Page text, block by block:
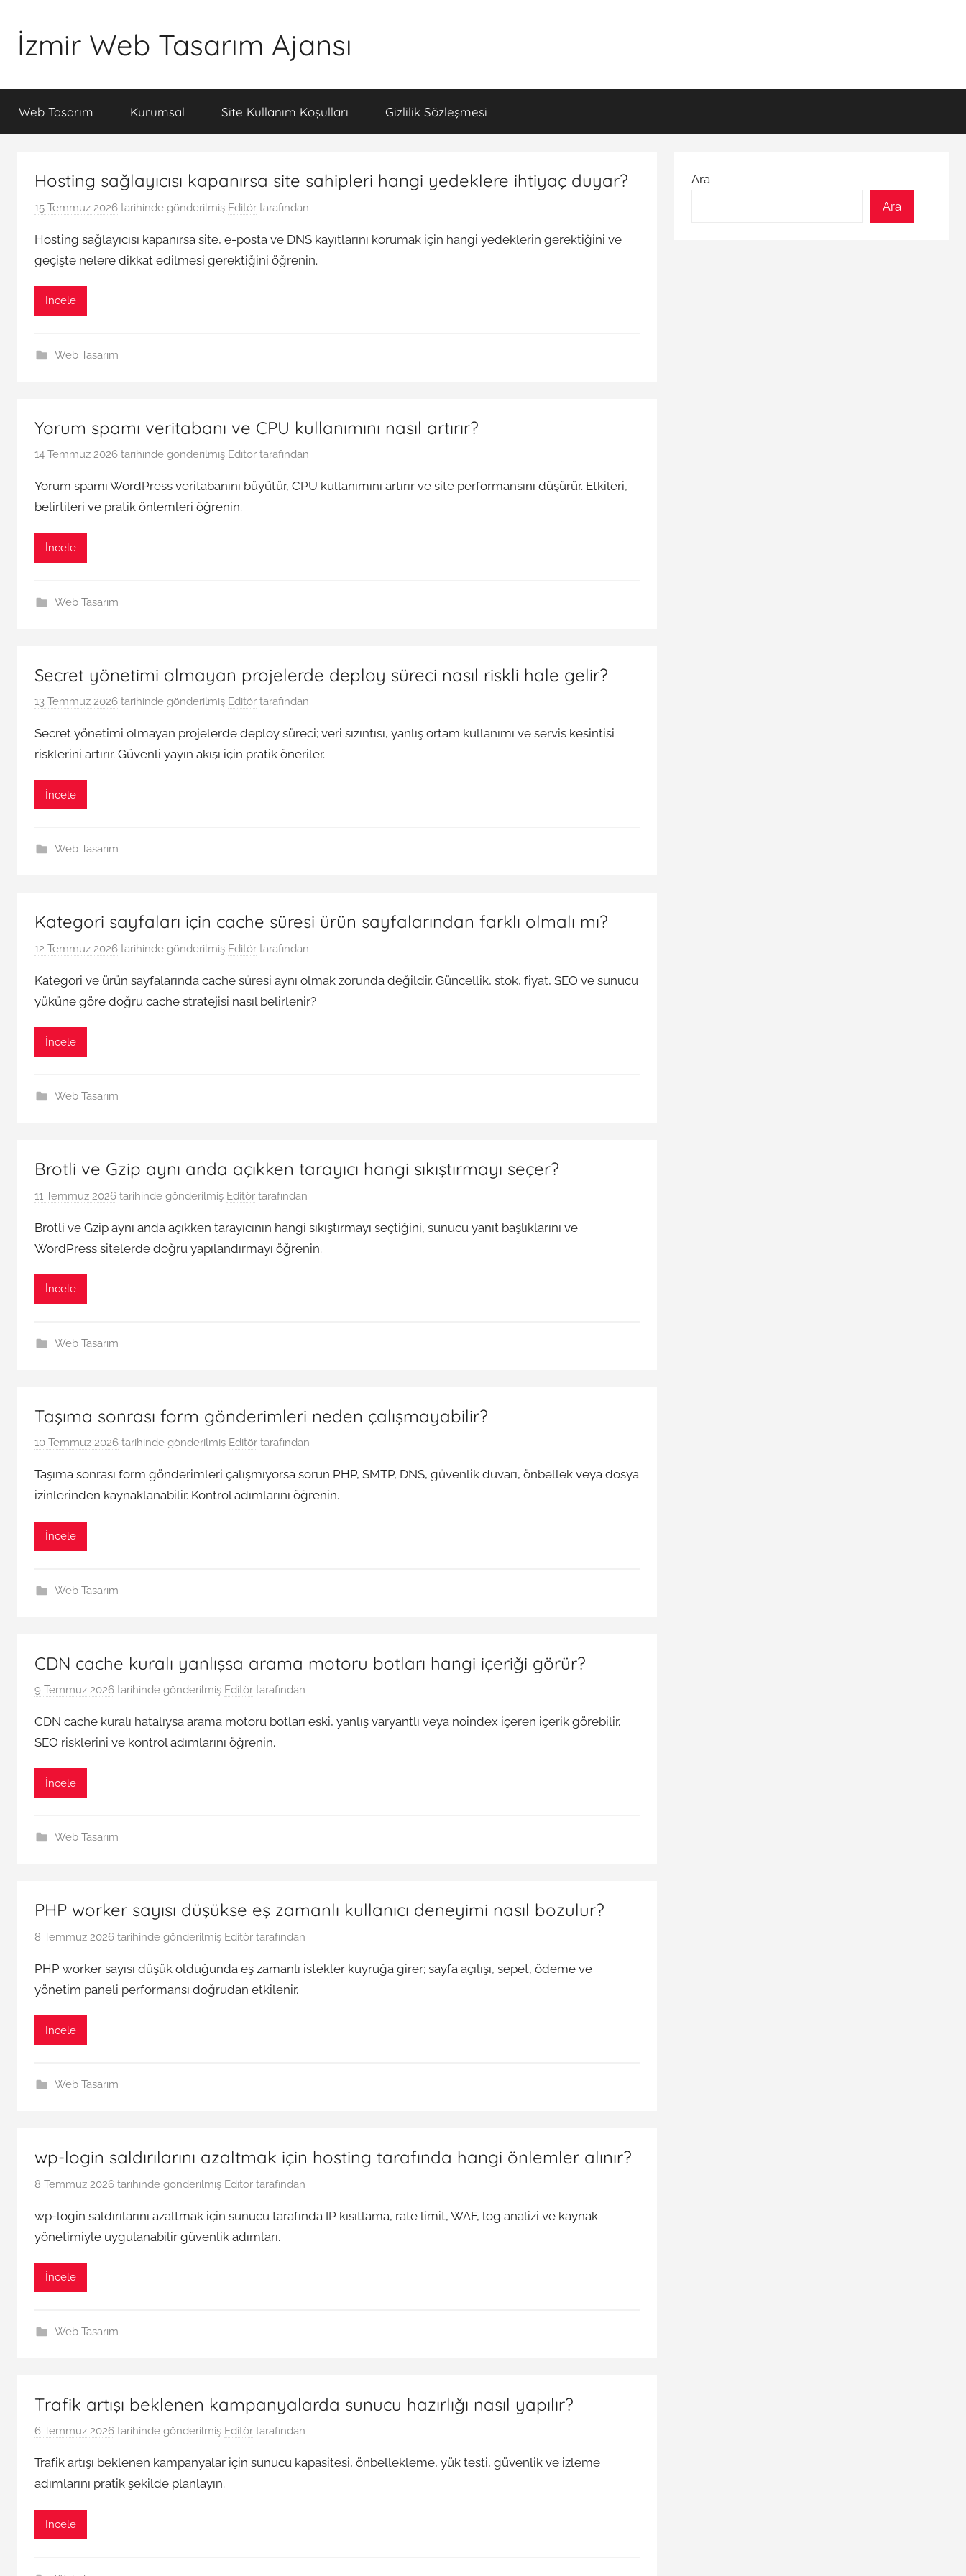
atlaİzmir Web Tasarım Ajansı
Web Tasarım Kurumsal Site Kullanım Koşulları Gizlilik Sözleşmesi
Hosting sağlayıcısı kapanırsa site sahipleri hangi yedeklere ihtiyaç duyar?
15 Temmuz 2026 tarihinde gönderilmiş Editör tarafından
Hosting sağlayıcısı kapanırsa site, e-posta ve DNS kayıtlarını korumak için hangi yedeklerin gerektiğini ve
geçişte nelere dikkat edilmesi gerektiğini öğrenin.
İncele
Web Tasarım
Yorum spamı veritabanı ve CPU kullanımını nasıl artırır?
14 Temmuz 2026 tarihinde gönderilmiş Editör tarafından
Yorum spamı WordPress veritabanını büyütür, CPU kullanımını artırır ve site performansını düşürür. Etkileri,
belirtileri ve pratik önlemleri öğrenin.
İncele
Web Tasarım
Secret yönetimi olmayan projelerde deploy süreci nasıl riskli hale gelir?
13 Temmuz 2026 tarihinde gönderilmiş Editör tarafından
Secret yönetimi olmayan projelerde deploy süreci; veri sızıntısı, yanlış ortam kullanımı ve servis kesintisi
risklerini artırır. Güvenli yayın akışı için pratik öneriler.
İncele
Web Tasarım
Kategori sayfaları için cache süresi ürün sayfalarından farklı olmalı mı?
12 Temmuz 2026 tarihinde gönderilmiş Editör tarafından
Kategori ve ürün sayfalarında cache süresi aynı olmak zorunda değildir. Güncellik, stok, fiyat, SEO ve sunucu
yüküne göre doğru cache stratejisi nasıl belirlenir?
İncele
Web Tasarım
Brotli ve Gzip aynı anda açıkken tarayıcı hangi sıkıştırmayı seçer?
11 Temmuz 2026 tarihinde gönderilmiş Editör tarafından
Brotli ve Gzip aynı anda açıkken tarayıcının hangi sıkıştırmayı seçtiğini, sunucu yanıt başlıklarını ve
WordPress sitelerde doğru yapılandırmayı öğrenin.
İncele
Web Tasarım
Taşıma sonrası form gönderimleri neden çalışmayabilir?
10 Temmuz 2026 tarihinde gönderilmiş Editör tarafından
Taşıma sonrası form gönderimleri çalışmıyorsa sorun PHP, SMTP, DNS, güvenlik duvarı, önbellek veya dosya
izinlerinden kaynaklanabilir. Kontrol adımlarını öğrenin.
İncele
Web Tasarım
CDN cache kuralı yanlışsa arama motoru botları hangi içeriği görür?
9 Temmuz 2026 tarihinde gönderilmiş Editör tarafından
CDN cache kuralı hatalıysa arama motoru botları eski, yanlış varyantlı veya noindex içeren içerik görebilir.
SEO risklerini ve kontrol adımlarını öğrenin.
İncele
Web Tasarım
PHP worker sayısı düşükse eş zamanlı kullanıcı deneyimi nasıl bozulur?
8 Temmuz 2026 tarihinde gönderilmiş Editör tarafından
PHP worker sayısı düşük olduğunda eş zamanlı istekler kuyruğa girer; sayfa açılışı, sepet, ödeme ve
yönetim paneli performansı doğrudan etkilenir.
İncele
Web Tasarım
wp-login saldırılarını azaltmak için hosting tarafında hangi önlemler alınır?
8 Temmuz 2026 tarihinde gönderilmiş Editör tarafından
wp-login saldırılarını azaltmak için sunucu tarafında IP kısıtlama, rate limit, WAF, log analizi ve kaynak
yönetimiyle uygulanabilir güvenlik adımları.
İncele
Web Tasarım
Trafik artışı beklenen kampanyalarda sunucu hazırlığı nasıl yapılır?
6 Temmuz 2026 tarihinde gönderilmiş Editör tarafından
Trafik artışı beklenen kampanyalar için sunucu kapasitesi, önbellekleme, yük testi, güvenlik ve izleme
adımlarını pratik şekilde planlayın.
İncele
Ara
Ara